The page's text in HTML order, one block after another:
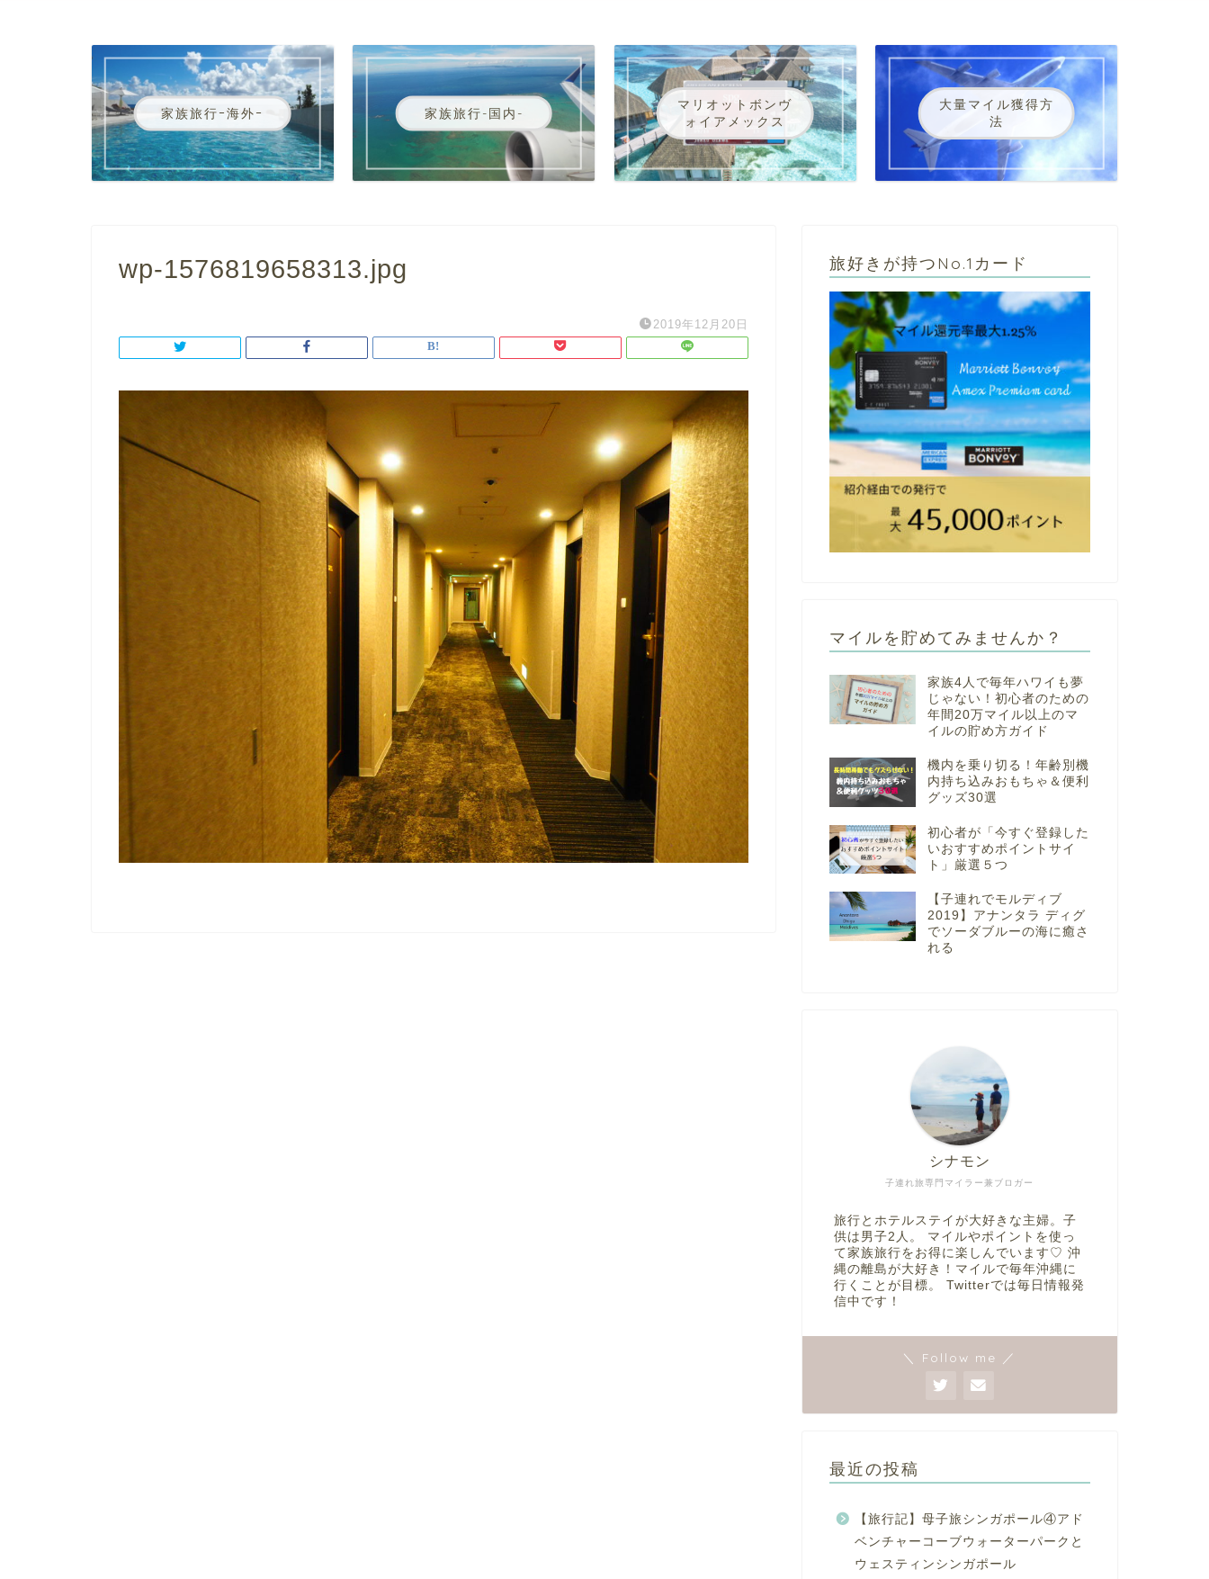
家族旅行ｰ海外ｰ 家族旅行-国内-
マリオットボンヴ
ォイアメックス
大量マイル獲得方
法
wp-1576819658313.jpg
2019年12月20日
旅好きが持つNo.1カード
マイルを貯めてみませんか？
家族4人で毎年ハワイも夢
じゃない！初心者のための
年間20万マイル以上のマ
イルの貯め方ガイド
機内を乗り切る！年齢別機
内持ち込みおもちゃ＆便利
グッズ30選
初心者が「今すぐ登録した
いおすすめポイントサイ
ト」厳選５つ
【子連れでモルディブ
2019】アナンタラ ディグ
でソーダブルーの海に癒さ
れる
子連れ旅専門マイラー兼ブロガー
シナモン
旅行とホテルステイが大好きな主婦。子
供は男子2人。 マイルやポイントを使っ
て家族旅行をお得に楽しんでいます♡ 沖
縄の離島が大好き！マイルで毎年沖縄に
行くことが目標。 Twitterでは毎日情報発
信中です！
＼ Follow me ／
最近の投稿
【旅行記】母子旅シンガポール④アド
ベンチャーコーブウォーターパークと
ウェスティンシンガポール